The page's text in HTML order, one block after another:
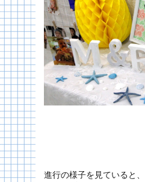
進行の様子を見ていると